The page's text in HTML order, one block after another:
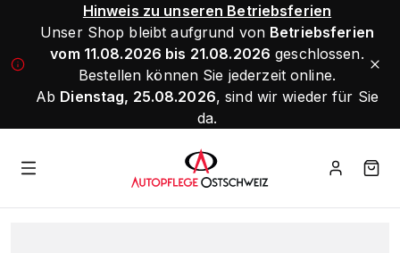
Hinweis zu unseren Betriebsferien
Unser Shop bleibt aufgrund von Betriebsferien
vom 11.08.2026 bis 21.08.2026 geschlossen.
Bestellen können Sie jederzeit online.
Ab Dienstag, 25.08.2026, sind wir wieder für Sie
da.